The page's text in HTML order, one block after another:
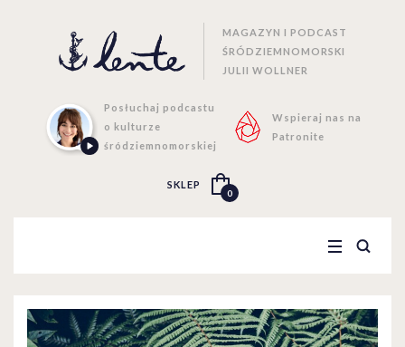
MAGAZYN I PODCAST
ŚRÓDZIEMNOMORSKI
JULII WOLLNER
Posłuchaj podcastu
o kulturze
śródziemnomorskiej
Wspieraj nas na
Patronite
SKLEP
0